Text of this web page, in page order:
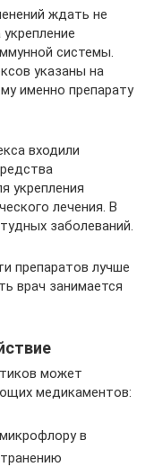
ждать не
системы.
указаны на
именно препарату
входили
укрепления
лечения. В
заболеваний.
препаратов лучше
врач занимается
может
медикаментов:
в